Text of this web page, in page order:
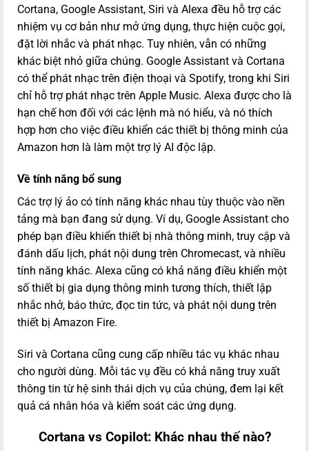
Cortana, Google Assistant, Siri và Alexa đều hỗ trợ các
nhiệm vụ cơ bản như mở ứng dụng, thực hiện cuộc gọi,
đặt lời nhắc và phát nhạc. Tuy nhiên, vẫn có những
khác biệt nhỏ giữa chúng. Google Assistant và Cortana
có thể phát nhạc trên điện thoại và Spotify, trong khi Siri
chỉ hỗ trợ phát nhạc trên Apple Music. Alexa được cho là
hạn chế hơn đối với các lệnh mà nó hiểu, và nó thích
hợp hơn cho việc điều khiển các thiết bị thông minh của
Amazon hơn là làm một trợ lý AI độc lập.
Về tính năng bổ sung
Các trợ lý ảo có tính năng khác nhau tùy thuộc vào nền
tảng mà bạn đang sử dụng. Ví dụ, Google Assistant cho
phép bạn điều khiển thiết bị nhà thông minh, truy cập và
đánh dấu lịch, phát nội dung trên Chromecast, và nhiều
tính năng khác. Alexa cũng có khả năng điều khiển một
số thiết bị gia dụng thông minh tương thích, thiết lập
nhắc nhở, báo thức, đọc tin tức, và phát nội dung trên
thiết bị Amazon Fire.
Siri và Cortana cũng cung cấp nhiều tác vụ khác nhau
cho người dùng. Mỗi tác vụ đều có khả năng truy xuất
thông tin từ hệ sinh thái dịch vụ của chúng, đem lại kết
quả cá nhân hóa và kiểm soát các ứng dụng.
Cortana vs Copilot: Khác nhau thế nào?